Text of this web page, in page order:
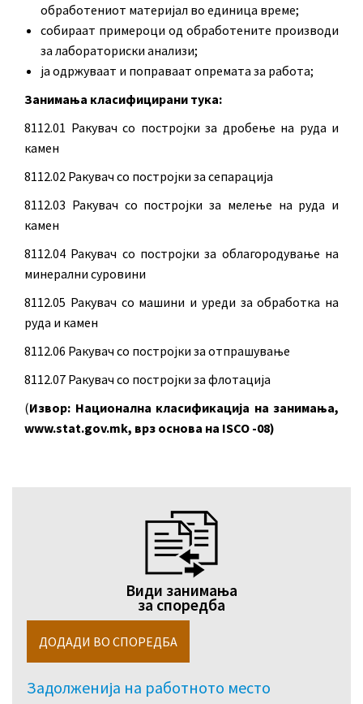
обработениот материјал во единица време;
собираат примероци од обработените производи
за лабораториски анализи;
ја одржуваат и поправаат опремата за работа;
Занимања класифицирани тука:
8112.01 Ракувач со постројки за дробење на руда и
камен
8112.02 Ракувач со постројки за сепарација
8112.03 Ракувач со постројки за мелење на руда и
камен
8112.04 Ракувач со постројки за облагородување на
минерални суровини
8112.05 Ракувач со машини и уреди за обработка на
руда и камен
8112.06 Ракувач со постројки за отпрашување
8112.07 Ракувач со постројки за флотација
(Извор: Национална класификација на занимања,
www.stat.gov.mk, врз основа на ISCO -08)
Види занимања
за споредба
Задолженија на работното место